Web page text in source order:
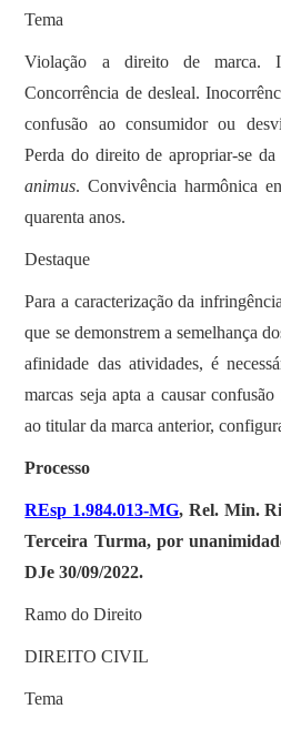
Tema
Violação a direito de marca.
Concorrência de desleal.
confusão ao consumidor ou
Perda do direito de apropriar-se
animus. Convivência harmônica
quarenta anos.
Destaque
Para a caracterização da
que se demonstrem a semelhança
afinidade das atividades, é
marcas seja apta a causar
ao titular da marca anterior,
Processo
REsp 1.984.013-MG, Rel. Min.
Terceira Turma, por
DJe 30/09/2022.
Ramo do Direito
DIREITO CIVIL
Tema